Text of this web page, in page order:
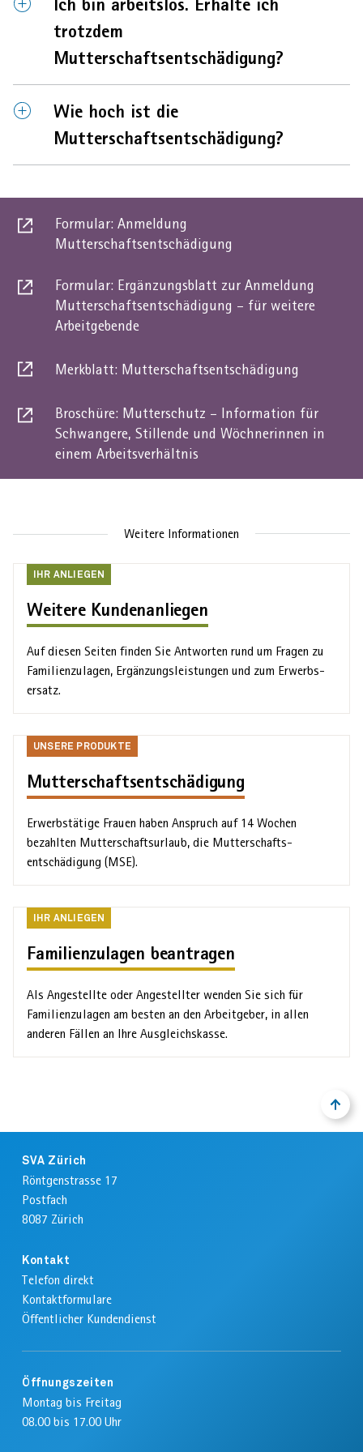
AHVeasy
Login
öffnen
schliessen
Ich bin arbeitslos. Erhalte ich
trotzdem
Mutterschaftsentschädigung?
Element
öffnen
Element
schliessen
Wie hoch ist die
Mutterschaftsentschädigung?
ein
externer
Formular: Anmeldung
Mutterschaftsentschädigung
externer
Formular: Ergänzungsblatt zur Anmeldung
Mutterschaftsentschädigung – für weitere
Arbeitgebende
Dies
ein
externer
Merkblatt: Mutterschaftsentschädigung
ein
Broschüre: Mutterschutz – Information für
Schwangere, Stillende und Wöchnerinnen in
einem Arbeitsverhältnis
Weitere Informationen
IHR ANLIEGEN
Weitere Kundenanliegen
Ihr
Auf diesen Seiten finden Sie Antworten rund um Fragen zu
Familien­zulagen, Ergänzungs­leistungen und zum Erwerbs­
ersatz.
UNSERE PRODUKTE
Mutterschaftsentschädigung
Unsere
Erwerbstätige Frauen haben Anspruch auf 14 Wochen
bezahlten Mutterschafts­urlaub, die Mutterschafts­
entschädigung (MSE).
IHR ANLIEGEN
Familienzulagen beantragen
Ihr
Als Angestellte oder Angestellter wenden Sie sich für
Familien­zulagen am besten an den Arbeit­geber, in allen
anderen Fällen an Ihre Ausgleichs­kasse.
NACH
OBEN
ZUM
SVA Zürich
Röntgenstrasse 17
Postfach
8087 Zürich
Kontakt
Telefon direkt
Kontaktformulare
Öffentlicher Kundendienst
Öffnungszeiten
Montag bis Freitag
08.00 bis 17.00 Uhr